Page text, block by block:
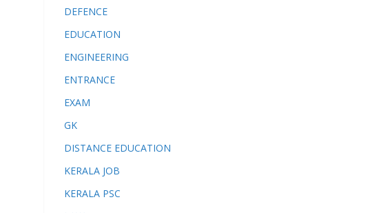
DEFENCE
EDUCATION
ENGINEERING
ENTRANCE
EXAM
GK
DISTANCE EDUCATION
KERALA JOB
KERALA PSC